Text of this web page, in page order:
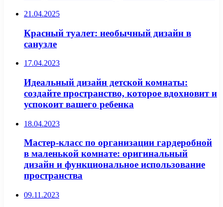
21.04.2025
Красный туалет: необычный дизайн в
санузле
17.04.2023
Идеальный дизайн детской комнаты:
создайте пространство, которое вдохновит и
успокоит вашего ребенка
18.04.2023
Мастер-класс по организации гардеробной
в маленькой комнате: оригинальный
дизайн и функциональное использование
пространства
09.11.2023